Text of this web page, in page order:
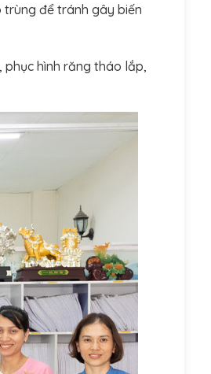
trùng để tránh gây biến
hình răng tháo lắp,